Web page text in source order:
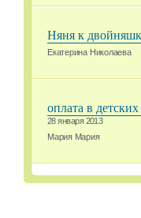
Няня к
Екатерина Николаева
оплата в
28 января 2013
Мария Мария